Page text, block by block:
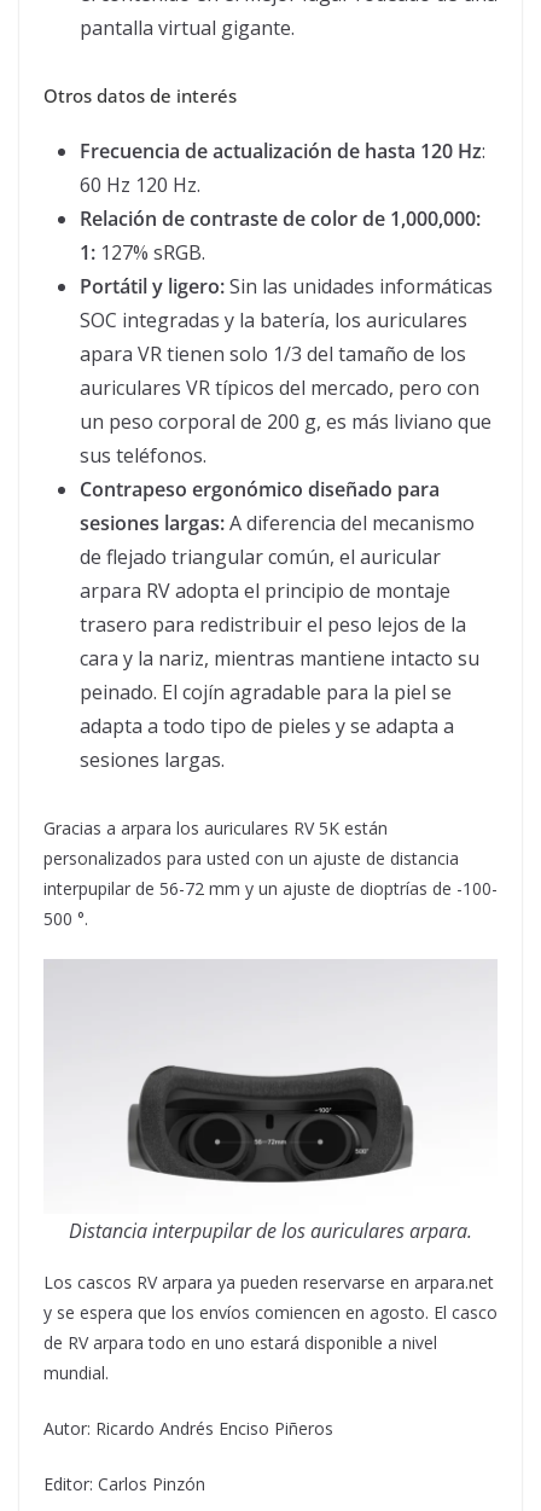
pantalla virtual gigante.
Otros datos de interés
Frecuencia de actualización de hasta 120 Hz:
60 Hz 120 Hz.
Relación de contraste de color de 1,000,000:
1: 127% sRGB.
Portátil y ligero:Sin las unidades informáticas
SOC integradas y la batería, los auriculares
apara VR tienen solo 1/3 del tamaño de los
auriculares VR típicos del mercado, pero con
un peso corporal de 200 g, es más liviano que
sus teléfonos.
Contrapeso ergonómico diseñado para
sesiones largas:A diferencia del mecanismo
de flejado triangular común, el auricular
arpara RV adopta el principio de montaje
trasero para redistribuir el peso lejos de la
cara y la nariz, mientras mantiene intacto su
peinado. El cojín agradable para la piel se
adapta a todo tipo de pieles y se adapta a
sesiones largas.
Gracias a arpara los auriculares RV 5K están
personalizados para usted con un ajuste de distancia
interpupilar de 56-72 mm y un ajuste de dioptrías de -100-
500 °.
Distancia interpupilar de los auriculares arpara.
Los cascos RV arpara ya pueden reservarse en arpara.net
y se espera que los envíos comiencen en agosto. El casco
de RV arpara todo en uno estará disponible a nivel
mundial.
Autor: Ricardo Andrés Enciso Piñeros
Editor: Carlos Pinzón